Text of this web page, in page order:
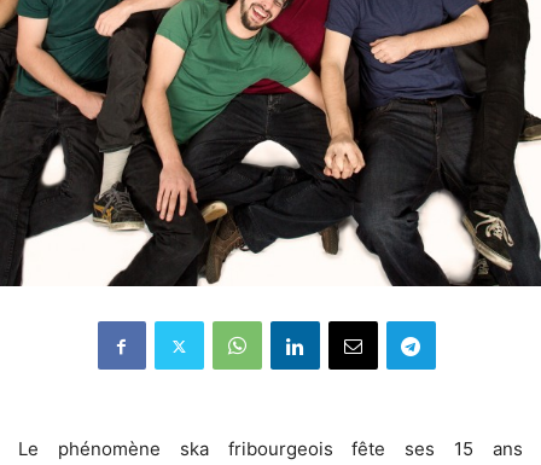
Le phénomène ska fribourgeois fête ses 15 ans